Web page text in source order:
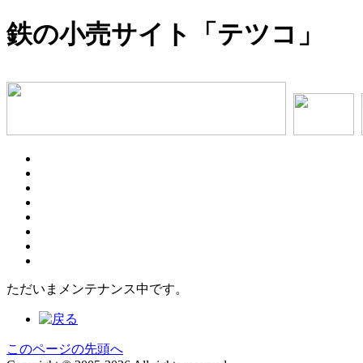
鉄の小売サイト「テツコ」
ただいまメンテナンス中です。
このページの先頭へ